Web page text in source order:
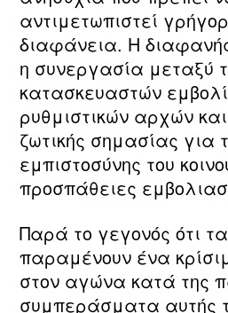
αντιμετωπιστεί
διαφάνεια. Η
η συνεργασία μεταξύ
κατασκευαστών
ρυθμιστικών αρχών και
ζωτικής σημασίας για
εμπιστοσύνης του
προσπάθειες
Παρά το γεγονός ότι
παραμένουν ένα
στον αγώνα κατά της
συμπεράσματα αυτής